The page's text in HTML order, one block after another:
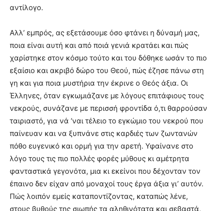
αντίλογο.
Αλλ’ εμπρός, ας εξετάσουμε όσο φτάνει η δύναμή μας,
ποια είναι αυτή και από ποιά γενιά κρατάει και πώς
χαρίστηκε στον κόσμο τούτο και του δόθηκε ωσάν το πιο
εξαίσιο και ακριβό δώρο του Θεού, πώς έζησε πάνω στη
γη και για ποια μυστήρια την έκρινε ο Θεός άξια. Οι
Έλληνες, όταν εγκωμιάζανε με λόγους επιτάφιους τους
νεκρούς, συνάζανε με περισσή φροντίδα ό,τι θαρρούσαν
ταιριαστό, για νά ‘ναι τέλειο το εγκώμιο του νεκρού που
παίνευαν και να ξυπνάνε στις καρδιές των ζωντανών
πόθο ευγενικό και ορμή για την αρετή. Υφαίνανε στο
λόγο τους τις πιο πολλές φορές μύθους κι αμέτρητα
φανταστικά γεγονότα, μια κι εκείνοι που δέχονταν τον
έπαινο δεν είχαν από μοναχοί τους έργα άξια γι’ αυτόν.
Πώς λοιπόν εμείς καταποντίζοντας, καταπώς λένε,
στους βυθούς της σιωπής τα αληθινότατα και σεβαστά,